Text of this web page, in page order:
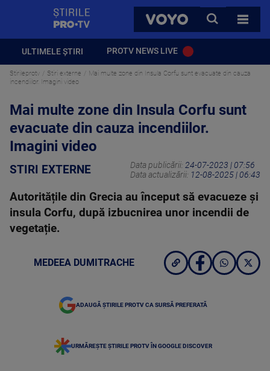
VOYO
CAUTA
TOATE
ULTIMELE ȘTIRI PROTV NEWS LIVE
Stirileprotv Stiri externe
Mai multe zone din Insula Corfu sunt evacuate din cauza
incendiilor. Imagini video
Mai multe zone din Insula Corfu sunt
evacuate din cauza incendiilor.
Imagini video
STIRI EXTERNE Data publicării: 24-07-2023 | 07:56
Data actualizării: 12-08-2025 | 06:43
Autoritățile din Grecia au început să evacueze și
insula Corfu, după izbucnirea unor incendii de
vegetație.
MEDEEA DUMITRACHE
ADAUGĂ ȘTIRILE PROTV CA SURSĂ PREFERATĂ
URMĂREȘTE ȘTIRILE PROTV ÎN GOOGLE DISCOVER